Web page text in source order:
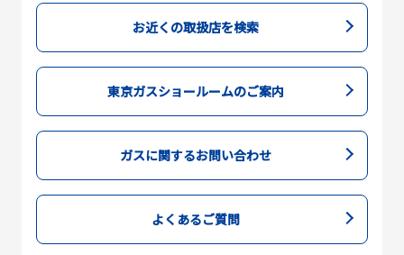
お近くの取扱店を検索
東京ガスショールームのご案内
ガスに関するお問い合わせ
よくあるご質問